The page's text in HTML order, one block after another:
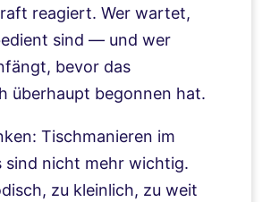
reagiert. Wer wartet,
sind — und wer
bevor das
überhaupt begonnen hat.
Tischmanieren im
sind nicht mehr wichtig.
zu kleinlich, zu weit